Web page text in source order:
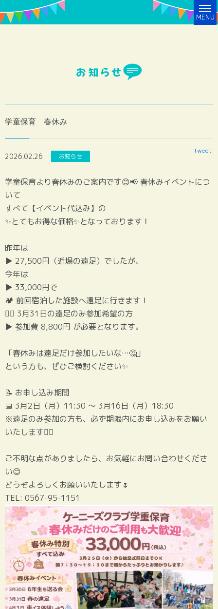
MENU
お知らせ
学童保育 春休み
2026.02.26 お知らせ
Tweet
学童保育より春休みのご案内です😊📢 春休みイベントにつ
いて
すべて【イベント代込み】の
✨とてもお得な価格✨となっております！
昨年は
▶ 27,500円（近場の遠足）でしたが、
今年は
▶ 33,000円で
🏕 前回宿泊した施設へ遠足に行きます！
🚶‍♂️ 3月31日の遠足のみ参加希望の方
▶ 参加費 8,800円 が必要となります。
「春休みは遠足だけ参加したいな…🤔」
という方も、ぜひご検討ください✨
📝 お申し込み期間
📅 3月2日（月）11:30 ～ 3月16日（月）18:30
※遠足のみ参加の方も、必ず期限内にお申し込みをお願い
いたします🙇‍♀️
ご不明な点がありましたら、お気軽にお問い合わせくださ
い😊
どうぞよろしくお願いいたします🌷
TEL: 0567-95-1151